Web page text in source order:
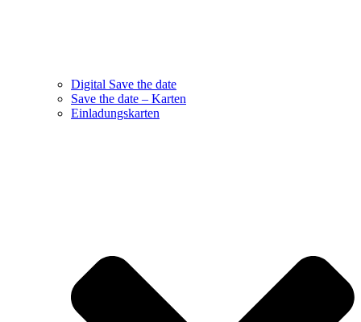
Digital Save the date
Save the date – Karten
Einladungskarten